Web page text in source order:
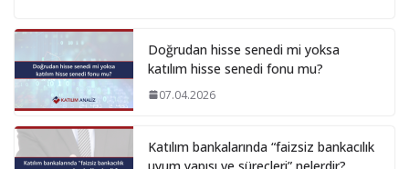
Doğrudan hisse senedi mi yoksa
katılım hisse senedi fonu mu?
07.04.2026
Katılım bankalarında “faizsiz bankacılık
uyum yapısı ve süreçleri” nelerdir?